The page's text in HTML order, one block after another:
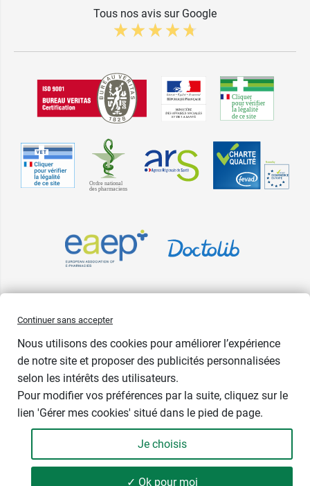
Tous nos avis sur Google
Pharma GDD adhère à la Fédération du e-commerce et de la vente à
européen Ecommerce Europe Trustmark.
Accessibilité
: partiellement conforme
Continuer sans accepter
Nous utilisons des cookies pour améliorer l’expérience
de notre site et proposer des publicités personnalisées
selon les intérêts des utilisateurs.
Pour modifier vos préférences par la suite, cliquez sur le
lien 'Gérer mes cookies' situé dans le pied de page.
Je choisis
✓ Ok pour moi